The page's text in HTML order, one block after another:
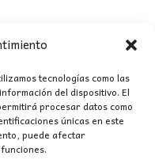
tecnologías como las
del dispositivo. El
procesar datos como
únicas en este
puede afectar